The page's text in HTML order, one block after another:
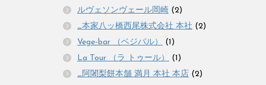
ルヴェソンヴェール岡崎 (2)
_本家八ッ橋西尾株式会社 本社 (2)
Vege-bar （ベジバル）
(1)
La Tour （ラ トゥール）
(1)
_阿闍梨餅本舗 満月 本社 本店 (2)